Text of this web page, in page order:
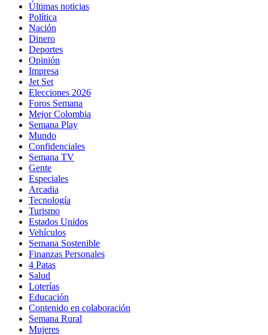
Últimas noticias
Política
Nación
Dinero
Deportes
Opinión
Impresa
Jet Set
Elecciones 2026
Foros Semana
Mejor Colombia
Semana Play
Mundo
Confidenciales
Semana TV
Gente
Especiales
Arcadia
Tecnología
Turismo
Estados Unidos
Vehículos
Semana Sostenible
Finanzas Personales
4 Patas
Salud
Loterías
Educación
Contenido en colaboración
Semana Rural
Mujeres